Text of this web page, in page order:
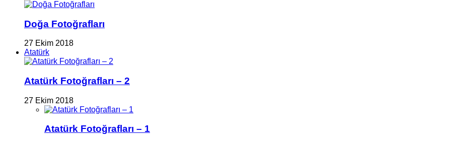
Doğa Fotoğrafları
27 Ekim 2018
Atatürk
Atatürk Fotoğrafları – 2
27 Ekim 2018
Atatürk Fotoğrafları – 1